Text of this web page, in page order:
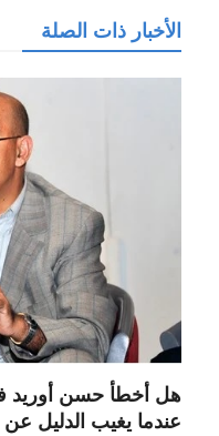
الأخبار ذات الصلة
هل أخطأ حسن أوريد
عندما يغيب الدليل عن